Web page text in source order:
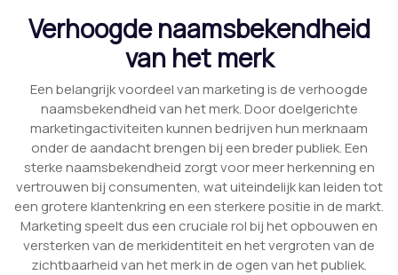
Verhoogde naamsbekendheid
van het merk
Een belangrijk voordeel van marketing is de verhoogde
naamsbekendheid van het merk. Door doelgerichte
marketingactiviteiten kunnen bedrijven hun merknaam
onder de aandacht brengen bij een breder publiek. Een
sterke naamsbekendheid zorgt voor meer herkenning en
vertrouwen bij consumenten, wat uiteindelijk kan leiden tot
een grotere klantenkring en een sterkere positie in de markt.
Marketing speelt dus een cruciale rol bij het opbouwen en
versterken van de merkidentiteit en het vergroten van de
zichtbaarheid van het merk in de ogen van het publiek.